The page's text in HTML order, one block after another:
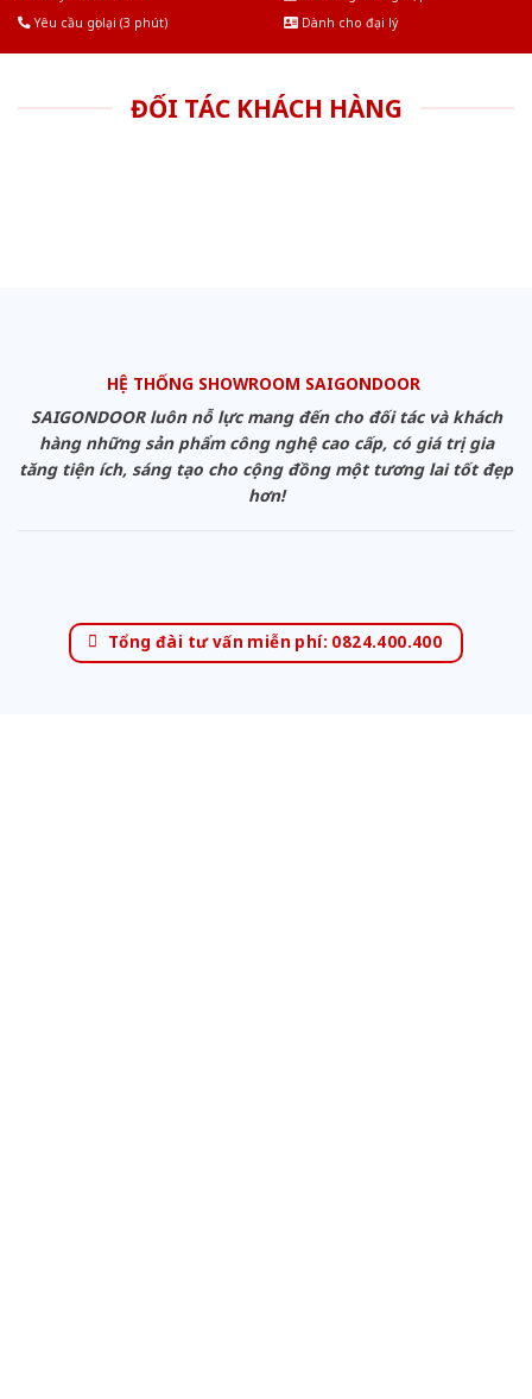
Yêu cầu gọi lại (3 phút)
Dành cho đại lý
ĐỐI TÁC KHÁCH HÀNG
HỆ THỐNG SHOWROOM SAIGONDOOR
SAIGONDOOR luôn nỗ lực mang đến cho đối tác và khách
hàng những sản phẩm công nghệ cao cấp, có giá trị gia
tăng tiện ích, sáng tạo cho cộng đồng một tương lai tốt đẹp
hơn!
Tổng đài tư vấn miễn phí: 0824.400.400